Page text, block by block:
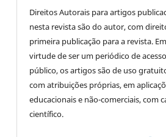
Direitos Autorais para artigos
nesta revista são do autor, com
primeira publicação para a revista.
virtude de ser um periódico de
público, os artigos são de uso
com atribuições próprias, em
educacionais e não-comerciais, com
científico.